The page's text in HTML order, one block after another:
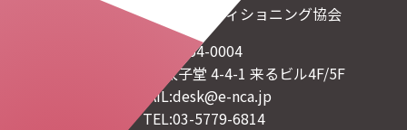
一般社団法人日本コンディショニング協会
〒154-0004
東京都世田谷区太子堂 4-4-1 来るビル4F/5F
MAIL:desk@e-nca.jp
TEL:03-5779-6814